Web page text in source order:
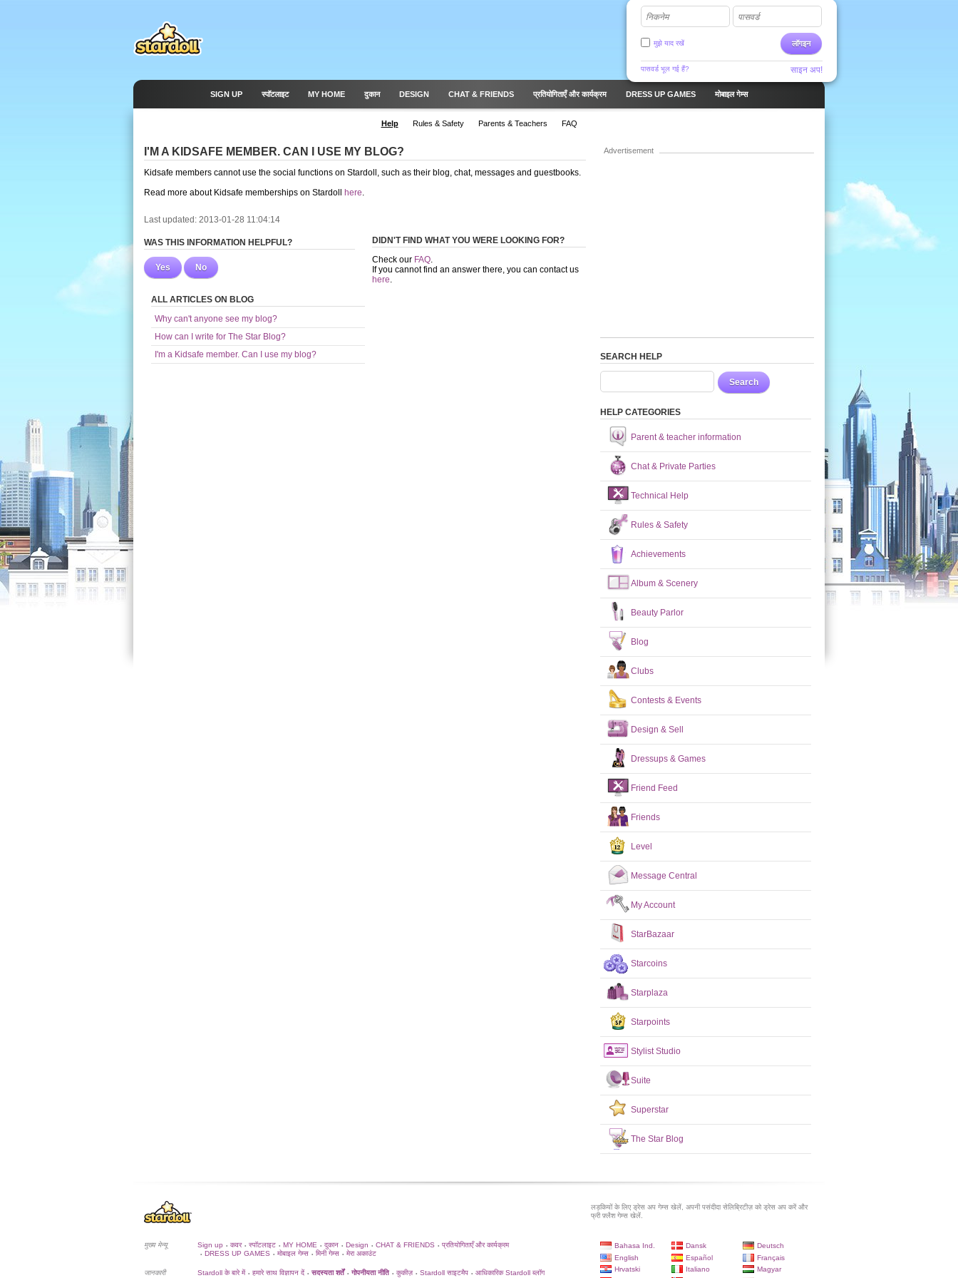
निकनेम पासवर्ड
लॉगइन
मुझे याद रखें
पासवर्ड भूल गई हैं? साइन अप!
SIGN UP स्पॉटलाइट MY HOME दुकान DESIGN CHAT & FRIENDS प्रतियोगिताएँ और कार्यक्रम DRESS UP GAMES मोबाइल गेम्स
Help Rules & Safety Parents & Teachers FAQ
I'M A KIDSAFE MEMBER. CAN I USE MY BLOG?
Kidsafe members cannot use the social functions on Stardoll, such as their blog, chat, messages and guestbooks.
Read more about Kidsafe memberships on Stardoll
here.
Last updated: 2013-01-28 11:04:14
WAS THIS INFORMATION HELPFUL?
Yes No
DIDN'T FIND WHAT YOU WERE LOOKING FOR?
Check our FAQ.
If you cannot find an answer there, you can contact us
here.
ALL ARTICLES ON BLOG
Why can't anyone see my blog?
How can I write for The Star Blog?
I'm a Kidsafe member. Can I use my blog?
Advertisement
SEARCH HELP
Search
HELP CATEGORIES
Parent & teacher information
Chat & Private Parties
Technical Help
Rules & Safety
Achievements
Album & Scenery
Beauty Parlor
Blog
Clubs
Contests & Events
Design & Sell
Dressups & Games
Friend Feed
Friends
Level
Message Central
My Account
StarBazaar
Starcoins
Starplaza
Starpoints
Stylist Studio
Suite
Superstar
The Star Blog
लड़कियों के लिए ड्रेस अप गेम्स खेलें, अपनी पसंदीदा सेलिब्रिटीज़ को ड्रेस अप करें और
फ्री फ़्लैश गेम्स खेलें.
मुख्य मेन्यू Sign up • कवर • स्पॉटलाइट • MY HOME • दुकान • Design • CHAT & FRIENDS • प्रतियोगिताएँ और कार्यक्रम
• DRESS UP GAMES • मोबाइल गेम्स • मिनी गेम्स • मेरा अकाउंट
जानकारी Stardoll के बारे में • हमारे साथ विज्ञापन दें • सदस्यता शर्तें • गोपनीयता नीति • कुकीज़ • Stardoll साइटमैप • आधिकारिक Stardoll ब्लॉग
Bahasa Ind. Dansk
Deutsch
English
Español
Français
Hrvatski
Italiano
Magyar